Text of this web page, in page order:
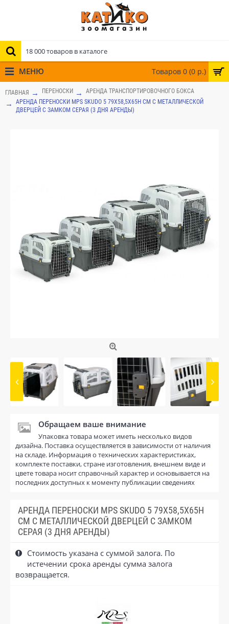
Товаров 0 (0 р.)
МЕНЮ
ГЛАВНАЯ ПЕРЕНОСКИ
АРЕНДА ТРАНСПОРТИРОВОЧНОГО БОКСА
АРЕНДА ПЕРЕНОСКИ MPS SKUDO 5 79Х58,5Х65H СМ С МЕТАЛЛИЧЕСКОЙ
ДВЕРЦЕЙ С ЗАМКОМ СЕРАЯ (3 ДНЯ АРЕНДЫ)
Обращаем ваше внимание
Упаковка товара может иметь несколько видов
дизайна. Поставка осуществляется в зависимости от наличия
на складе. Информация о технических характеристиках,
комплекте поставки, стране изготовления, внешнем виде и
цвете товара носит справочный характер и основывается на
последних доступных к моменту публикации сведениях
АРЕНДА ПЕРЕНОСКИ MPS SKUDO 5 79Х58,5Х65H
СМ С МЕТАЛЛИЧЕСКОЙ ДВЕРЦЕЙ С ЗАМКОМ
СЕРАЯ (3 ДНЯ АРЕНДЫ)
Стоимость указана с суммой залога. По
истечении срока аренды сумма залога
возвращается.